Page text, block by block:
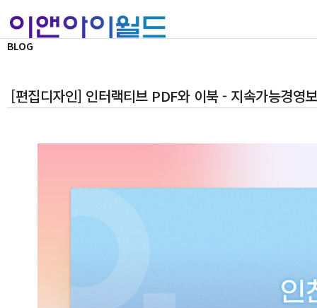
BLOG
[편집디자인] 인터랙티브 PDF와 이북 - 지속가능경영